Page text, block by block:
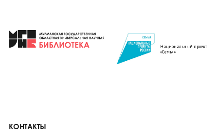
Национальный проект
«Семья»
КОНТАКТЫ